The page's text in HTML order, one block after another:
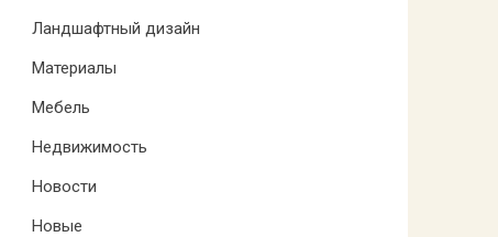
Ландшафтный дизайн
Материалы
Мебель
Недвижимость
Новости
Новые